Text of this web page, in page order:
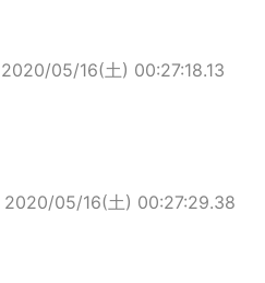
2020/05/16(土) 00:27:18.13
2020/05/16(土) 00:27:29.38